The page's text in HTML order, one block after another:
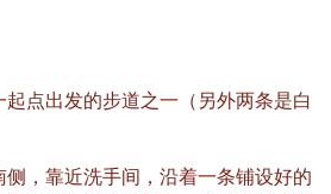
点出发的步道之一（另外两条是白
，靠近洗手间，沿着一条铺设好的